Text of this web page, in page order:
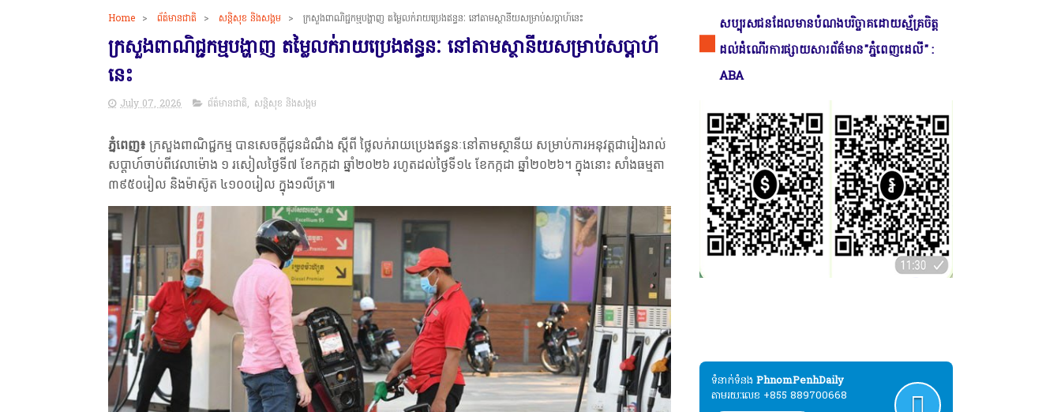
Home > ព័ត៌មានជាតិ > សន្តិសុខ និងសង្គម > ក្រសួងពាណិជ្ជកម្មបង្ហាញ តម្លៃលក់រាយប្រេងឥន្ធនៈ នៅតាមស្ថានីយសម្រាប់សប្តាហ៍នេះ
ក្រសួងពាណិជ្ជកម្មបង្ហាញ តម្លៃលក់រាយប្រេងឥន្ធនៈ នៅតាមស្ថានីយសម្រាប់សប្តាហ៍
នេះ
July 07, 2026 ព័ត៌មានជាតិ, សន្តិសុខ និងសង្គម
ភ្នំពេញ៖ ក្រសួងពាណិជ្ជកម្ម បានសេចក្តីជូនដំណឹង ស្តីពី ថ្លៃលក់រាយប្រេងឥន្ធនៈនៅតាមស្ថានីយ សម្រាប់ការអនុវត្តជារៀងរាល់
សប្ដាហ៍ចាប់ពីវេលាម៉ោង ១ រសៀលថ្ងៃទី៧ ខែកក្កដា ឆ្នាំ២០២៦ រហូតដល់ថ្ងៃទី១៤ ខែកក្កដា ឆ្នាំ២០២៦។ ក្នុងនោះ សាំងធម្មតា
៣៩៥០រៀល និងម៉ាស៊ូត ៤១០០រៀល ក្នុង១លីត្រ៕
សប្បុរសជនដែលមានបំណងបរិច្ចាគដោយស្ម័គ្រចិត្ត
ដល់ដំណើរការផ្សាយសារព័ត៌មាន"ភ្នំពេញដេលី" :
ABA
ទំនាក់ទំនង​​ PhnomPenhDaily
តាមរយៈលេខ +855 889700668